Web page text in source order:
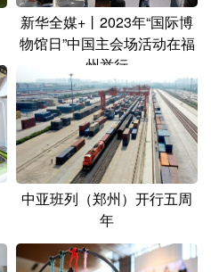
新华全媒+丨2023年“国际博
物馆日”中国主会场活动在福
州举行
中亚班列（郑州）开行五周
年